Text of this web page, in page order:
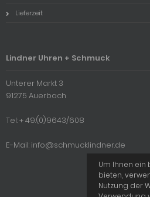
Lieferzeit
Lindner Uhren + Schmuck
Unterer Markt 3
91275 Auerbach
Tel: + 49.(0)9643/608
E-Mail: info@schmucklindner.de
Um Ihnen ein
bieten,
Nutzung der